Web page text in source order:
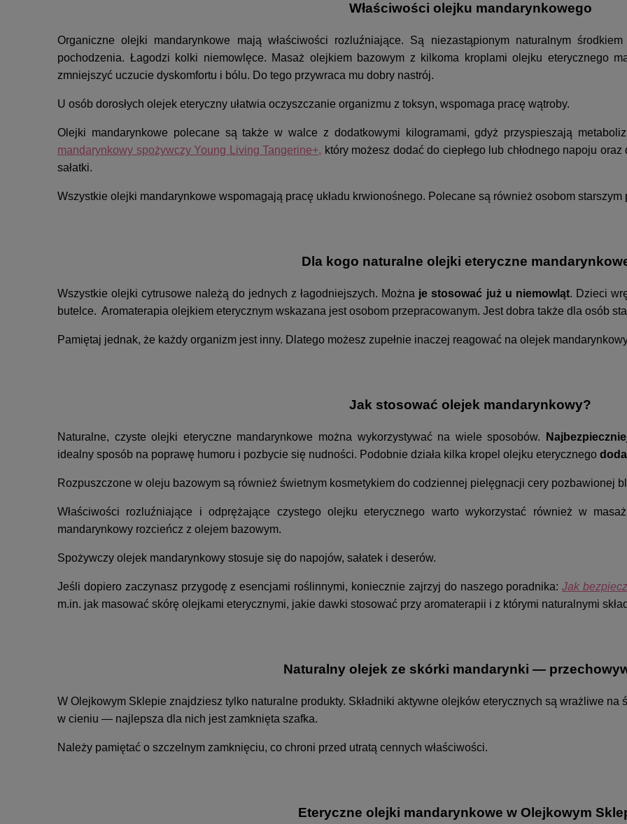
Właściwości olejku mandarynkowego
Organiczne olejki mandarynkowe mają właściwości rozluźniające. Są niezastąpionym naturalnym
pochodzenia. Łagodzi kolki niemowlęce. Masaż olejkiem bazowym z kilkoma kroplami olejku eterycznego
zmniejszyć uczucie dyskomfortu i bólu. Do tego przywraca mu dobry nastrój.
U osób dorosłych olejek eteryczny ułatwia oczyszczanie organizmu z toksyn, wspomaga pracę wątroby.
Olejki mandarynkowe polecane są także w walce z dodatkowymi kilogramami, gdyż przyspieszają
mandarynkowy spożywczy Young Living Tangerine+, który możesz dodać do ciepłego lub chłodnego napoju
sałatki.
Wszystkie olejki mandarynkowe wspomagają pracę układu krwionośnego. Polecane są również osobom
Dla kogo naturalne olejki eteryczne
Wszystkie olejki cytrusowe należą do jednych z łagodniejszych. Można je stosować już u niemowląt. Dzieci
butelce. Aromaterapia olejkiem eterycznym wskazana jest osobom przepracowanym. Jest dobra także dla osób
Pamiętaj jednak, że każdy organizm jest inny. Dlatego możesz zupełnie inaczej reagować na olejek
Jak stosować olejek mandarynkowy?
Naturalne, czyste olejki eteryczne mandarynkowe można wykorzystywać na wiele sposobów.
idealny sposób na poprawę humoru i pozbycie się nudności. Podobnie działa kilka kropel olejku eterycznego
Rozpuszczone w oleju bazowym są również świetnym kosmetykiem do codziennej pielęgnacji cery pozbawionej
Właściwości rozluźniające i odprężające czystego olejku eterycznego warto wykorzystać również w
mandarynkowy rozcieńcz z olejem bazowym.
Spożywczy olejek mandarynkowy stosuje się do napojów, sałatek i deserów.
Jeśli dopiero zaczynasz przygodę z esencjami roślinnymi, koniecznie zajrzyj do naszego poradnika:Jak
m.in. jak masować skórę olejkami eterycznymi, jakie dawki stosować przy aromaterapii i z którymi naturalnymi
Naturalny olejek ze skórki mandarynki —
W Olejkowym Sklepie znajdziesz tylko naturalne produkty. Składniki aktywne olejków eterycznych są wrażliwe na
w cieniu — najlepsza dla nich jest zamknięta szafka.
Należy pamiętać o szczelnym zamknięciu, co chroni przed utratą cennych właściwości.
Eteryczne olejki mandarynkowe w Olejkowym